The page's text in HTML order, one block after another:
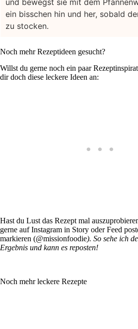
und bewegst sie mit dem
ein bisschen hin und her, sobald
zu stocken.
Noch mehr Rezeptideen gesucht?
Willst du gerne noch ein paar
dir doch diese leckere Ideen an:
Hast du Lust das Rezept mal
gerne auf Instagram in Story oder Feed
markieren (@missionfoodie). So sehe ich
Ergebnis und kann es reposten!
Noch mehr leckere Rezepte